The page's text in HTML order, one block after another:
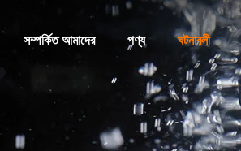
সম্পর্কিত আমাদের পণ্য ঘটনাবলী